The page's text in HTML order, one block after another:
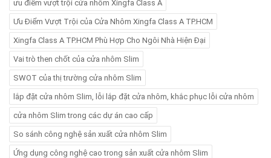
ưu điểm vượt trội cửa nhôm Xingfa Class A
Ưu Điểm Vượt Trội của Cửa Nhôm Xingfa Class A TP.HCM
Xingfa Class A TP.HCM Phù Hợp Cho Ngôi Nhà Hiện Đại
Vai trò then chốt của cửa nhôm Slim
SWOT của thị trường cửa nhôm Slim
lắp đặt cửa nhôm Slim, lỗi lắp đặt cửa nhôm, khắc phục lỗi cửa nhôm
cửa nhôm Slim trong các dự án cao cấp
So sánh công nghệ sản xuất cửa nhôm Slim
Ứng dụng công nghệ cao trong sản xuất cửa nhôm Slim